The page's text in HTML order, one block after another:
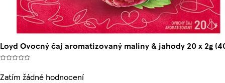
Loyd Ovocný čaj aromatizovaný maliny & jahody 20 x 2g
Zatím žádné hodnocení